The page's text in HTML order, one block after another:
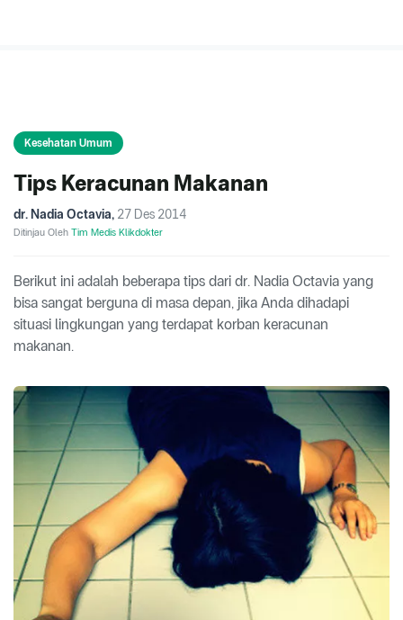
Kesehatan Umum
Tips Keracunan Makanan
dr. Nadia Octavia, 27 Des 2014
Ditinjau Oleh Tim Medis Klikdokter
Berikut ini adalah beberapa tips dari dr. Nadia Octavia yang
bisa sangat berguna di masa depan, jika Anda dihadapi
situasi lingkungan yang terdapat korban keracunan
makanan.